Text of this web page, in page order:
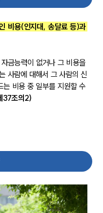
사례
동향
인
무
정상속분)
개
비용(인지대, 송달료 등)과
금능력이 없거나 그 비용을
사람에 대해서 그 사람의 신
는 비용 중 일부를 지원할 수
37조의2)